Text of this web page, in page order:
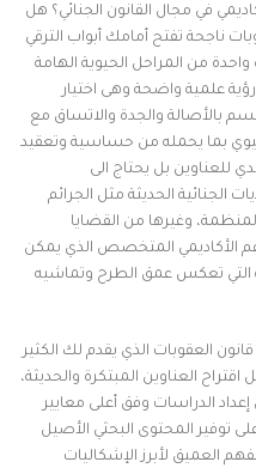
في مجال القانون الجنائي؟ هل
ناجحة تفتح أمامك أبواب الترقي
واحدة من المراحل الحيوية الهامة
علمية واضحة وهى اختيار
بالأصالة والجدة والاتساق مع
بما يحمله من حساسية وتعقيد
للعناوين بل يحتاج الى
الجنائية الحديثة مثل الجرائم
وغيرها من القضايا
الأكاديمي المتخصص الذي يمكن
التي تعكس عمق الطرح وتماشيه
العقوبات الذي يقدم لك الكثير
العناوين المبتكرة والحديثة،
الدراسات وفق أعلى معايير
توفير المحتوى البحثي الأصيل
العميق لأبرز الإشكاليات